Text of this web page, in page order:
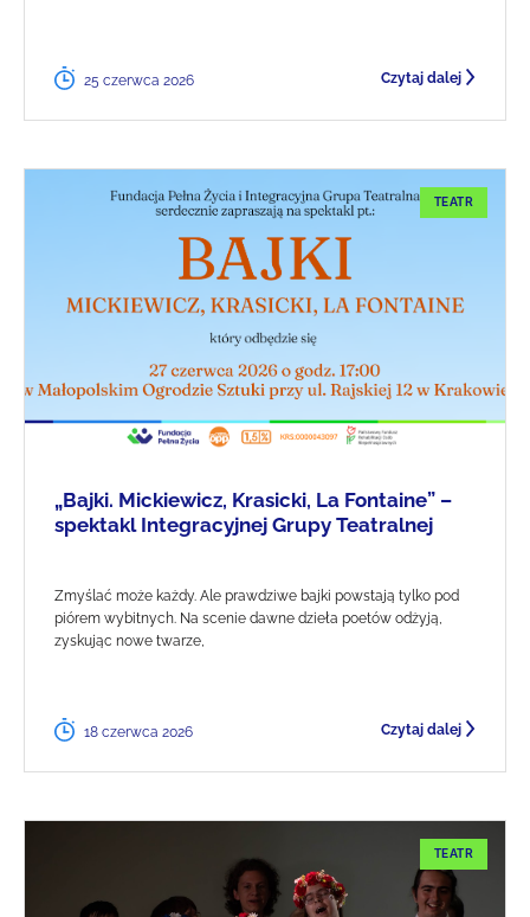
25 czerwca 2026 Czytaj dalej
TEATR
„Bajki. Mickiewicz, Krasicki, La Fontaine” –
spektakl Integracyjnej Grupy Teatralnej
Zmyślać może każdy. Ale prawdziwe bajki powstają tylko pod
piórem wybitnych. Na scenie dawne dzieła poetów odżyją,
zyskując nowe twarze,
18 czerwca 2026 Czytaj dalej
TEATR